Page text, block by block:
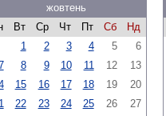
жовтень
Вт Ср Чт Пт Сб
Нд
1
2 3 4 5
6
8 9 10 11 12
13
15 16 17 18 19
20
22 23 24 25 26
27